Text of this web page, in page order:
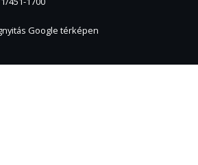
Google térképen